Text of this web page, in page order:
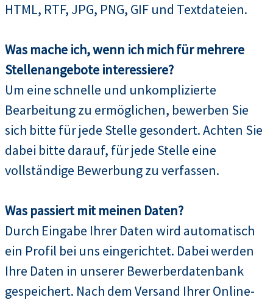
HTML, RTF, JPG, PNG, GIF und Textdateien.
Was mache ich, wenn ich mich für mehrere
Stellenangebote interessiere?
Um eine schnelle und unkomplizierte
Bearbeitung zu ermöglichen, bewerben Sie
sich bitte für jede Stelle gesondert. Achten Sie
dabei bitte darauf, für jede Stelle eine
vollständige Bewerbung zu verfassen.
Was passiert mit meinen Daten?
Durch Eingabe Ihrer Daten wird automatisch
ein Profil bei uns eingerichtet. Dabei werden
Ihre Daten in unserer Bewerberdatenbank
gespeichert. Nach dem Versand Ihrer Online-